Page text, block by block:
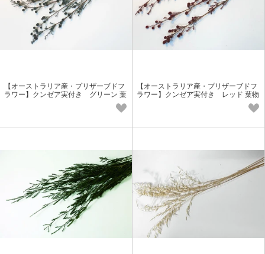
【オーストラリア産・プリザーブドフ
ラワー】クンゼア実付き グリーン 葉
【オーストラリア産・プリザーブドフ
ラワー】クンゼア実付き レッド 葉物